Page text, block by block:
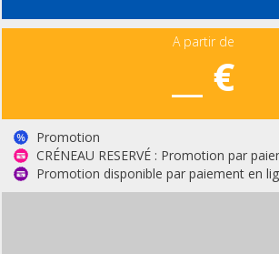
A partir de
__ €
Promotion
CRÉNEAU RESERVÉ : Promotion par
Promotion disponible par paiement en